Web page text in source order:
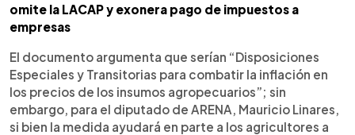
omite la LACAP y exonera pago de impuestos a
empresas
El documento argumenta que serían “Disposiciones
Especiales y Transitorias para combatir la inflación en
los precios de los insumos agropecuarios”; sin
embargo, para el diputado de ARENA, Mauricio Linares,
si bien la medida ayudará en parte a los agricultores a